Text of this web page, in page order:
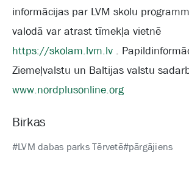
informācijas par LVM skolu
valodā var atrast tīmekļa vietnē
https://skolam.lvm.lv .
Ziemeļvalstu un Baltijas valstu
www.nordplusonline.org
Birkas
#LVM dabas parks Tērvetē#pārgājiens